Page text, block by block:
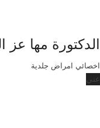
الدكتورة مها عز
اخصائي امراض جلدية
عني